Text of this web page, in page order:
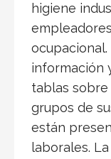
higiene
ocupacional.
información
tablas sobre
grupos de
están
laborales.